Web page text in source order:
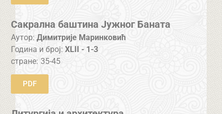
Сакрална баштина Јужног Баната
Аутор: Димитрије Маринковић
Година и број:XLII - 1-3
стране: 35-45
PDF